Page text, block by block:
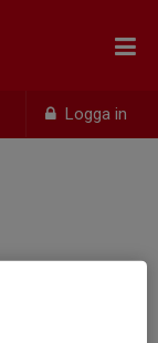
Logga in